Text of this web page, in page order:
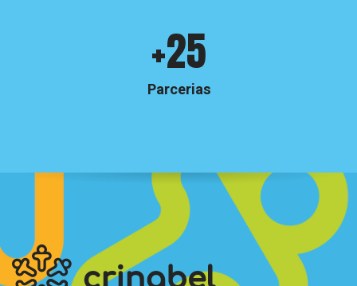
+25
Parcerias